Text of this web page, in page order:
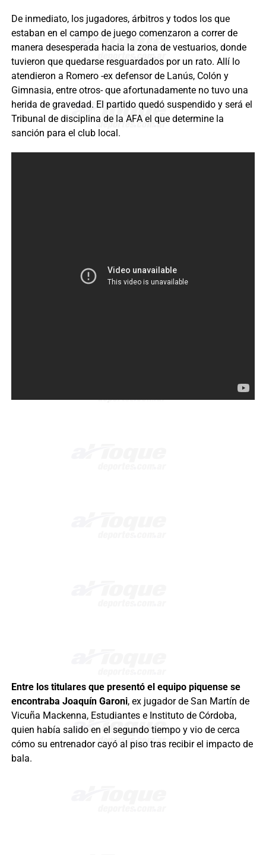
De inmediato, los jugadores, árbitros y todos los que
estaban en el campo de juego comenzaron a correr de
manera desesperada hacia la zona de vestuarios, donde
tuvieron que quedarse resguardados por un rato. Allí lo
atendieron a Romero -ex defensor de Lanús, Colón y
Gimnasia, entre otros- que afortunadamente no tuvo una
herida de gravedad. El partido quedó suspendido y será el
Tribunal de disciplina de la AFA el que determine la
sanción para el club local.
Entre los titulares que presentó el equipo piquense se
encontraba Joaquín Garoni, ex jugador de San Martín de
Vicuña Mackenna, Estudiantes e Instituto de Córdoba,
quien había salido en el segundo tiempo y vio de cerca
cómo su entrenador cayó al piso tras recibir el impacto de
bala.